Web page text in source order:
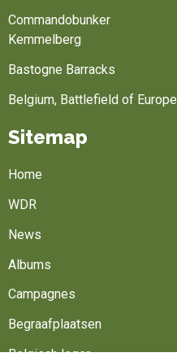
Commandobunker
Kemmelberg
Bastogne Barracks
Belgium, Battlefield of Europe
Sitemap
Home
WDR
News
Albums
Campagnes
Begraafplaatsen